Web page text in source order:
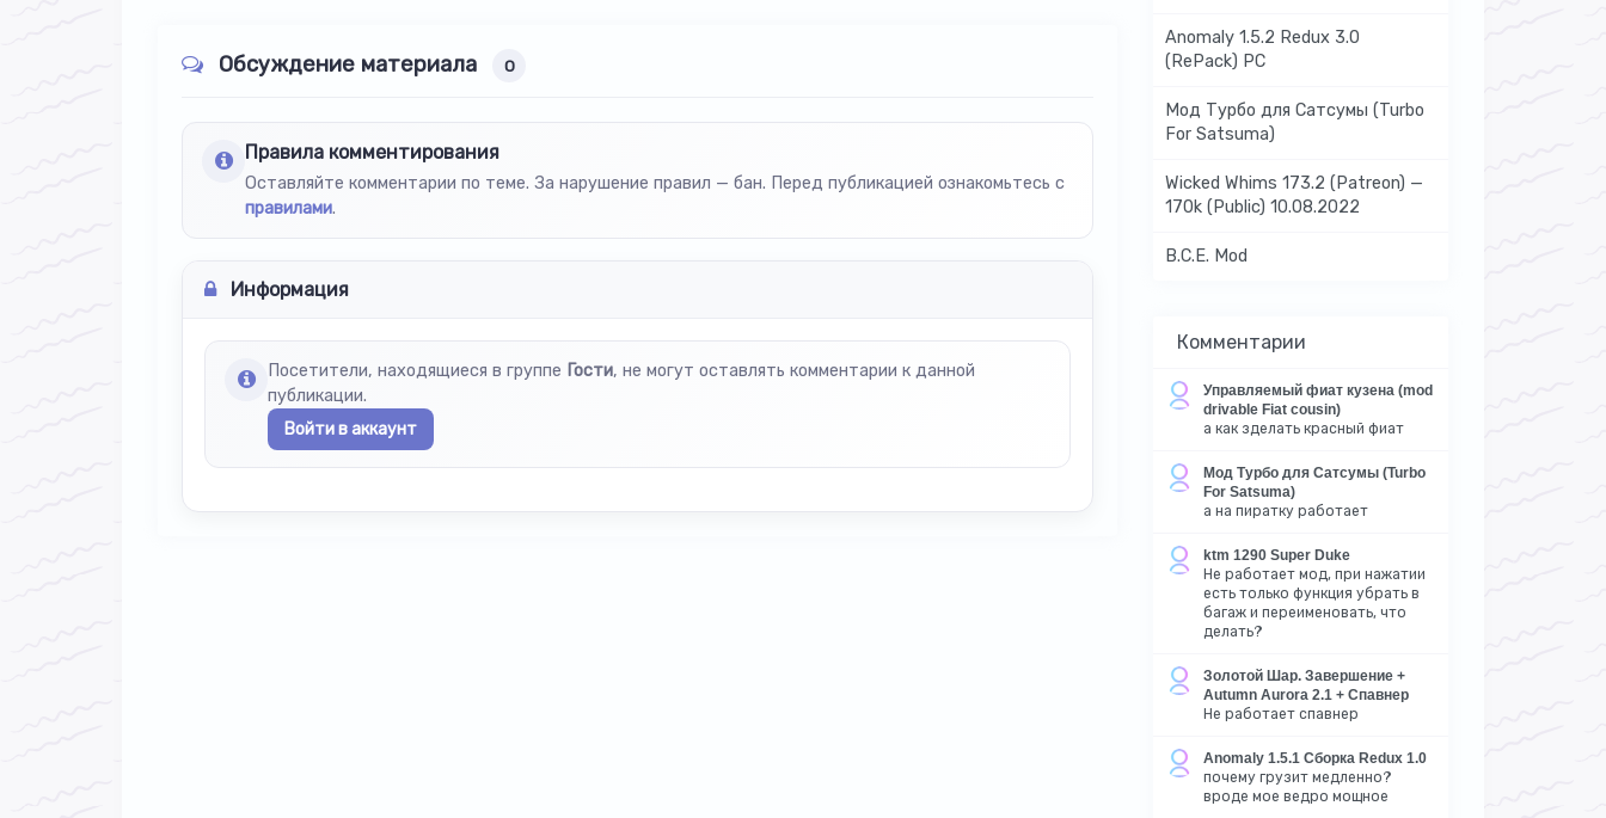
Обсуждение материала 0
Правила комментирования
Оставляйте комментарии по теме. За нарушение правил — бан. Перед публикацией ознакомьтесь с
правилами.
Информация
Посетители, находящиеся в группе Гости, не могут оставлять комментарии к данной
публикации.
Войти в аккаунт
Anomaly 1.5.2 Redux 3.0
(RePack) PC
Мод Турбо для Сатсумы (Turbo
For Satsuma)
Wicked Whims 173.2 (Patreon) —
170k (Public) 10.08.2022
B.C.E. Mod
Комментарии
Управляемый фиат кузена (mod
drivable Fiat cousin)
а как зделать красный фиат
Мод Турбо для Сатсумы (Turbo
For Satsuma)
а на пиратку работает
ktm 1290 Super Duke
Не работает мод, при нажатии
есть только функция убрать в
багаж и переименовать, что
делать?
Золотой Шар. Завершение +
Autumn Aurora 2.1 + Спавнер
Не работает спавнер
Anomaly 1.5.1 Сборка Redux 1.0
почему грузит медленно?
вроде мое ведро мощное